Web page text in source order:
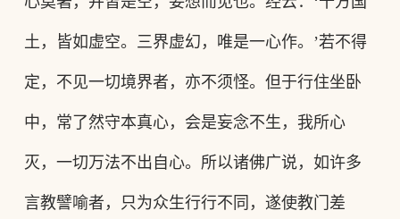
土，皆如虚空。三界虚幻，唯是一心作。’若不得
定，不见一切境界者，亦不须怪。但于行住坐卧
中，常了然守本真心，会是妄念不生，我所心
灭，一切万法不出自心。所以诸佛广说，如许多
言教譬喻者，只为众生行行不同，遂使教门差